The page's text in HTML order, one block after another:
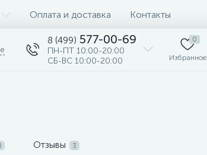
Оплата и доставка Контакты
8 (499) 577-00-69
ПН-ПТ 10:00-20:00
СБ-ВС 10:00-20:00
0
Избранное
Отзывы 3